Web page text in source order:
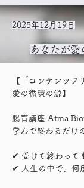
2025年12月19日
あなたが愛
【「コンテンツフ
愛の循環の源】
腸育講座 Atma
学んで終わるだけ
✔ 受けて終わって
✔ 人生の中で、何